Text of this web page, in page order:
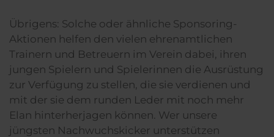
Übrigens: Solche oder ähnliche Sponsoring-
Aktionen helfen den vielen ehrenamtlichen
Trainern und Betreuern im Verein dabei, ihren
jungen Spielern und Spielerinnen die Ausrüstung
zur Verfügung zu stellen, die sie verdienen und
mit der sie dem runden Leder mit noch mehr
Elan hinterherjagen können. Wer unsere
jüngsten Nachwuchskicker unterstützen